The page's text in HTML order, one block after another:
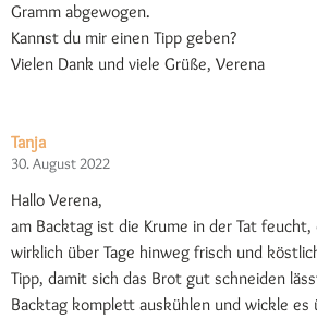
Gramm abgewogen.
Kannst du mir einen Tipp geben?
Vielen Dank und viele Grüße, Verena
Tanja
30. August 2022
Hallo Verena,
am Backtag ist die Krume in der Tat
wirklich über Tage hinweg frisch und
Tipp, damit sich das Brot gut schneiden
Backtag komplett auskühlen und wickle es